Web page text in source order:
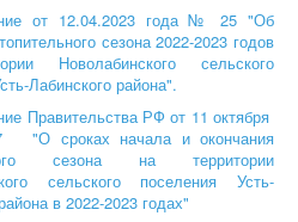
от 12.04.2023 года № 25 "Об
сезона 2022-2023 годов
Новолабинского сельского
Лабинского района".
Правительства РФ от 11 октября
"О сроках начала и окончания
сезона на территории
сельского поселения Усть-
в 2022-2023 годах"